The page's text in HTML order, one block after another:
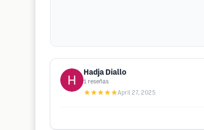
Hadja Diallo
1 reseñas
★★★★★April 27, 2025